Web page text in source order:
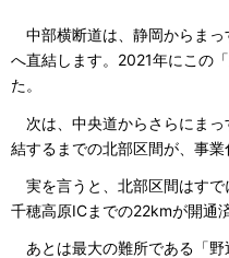
中部横断道は、静岡からまっ
へ直結します。2021年にこの
た。
次は、中央道からさらにまっ
結するまでの北部区間が、事業
実を言うと、北部区間はすで
千穂高原ICまでの22kmが開通
あとは最大の難所である「